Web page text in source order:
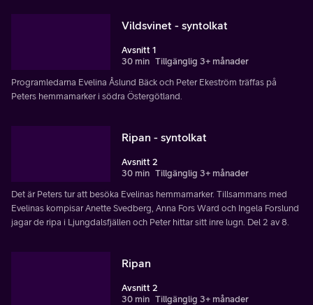
Vildsvinet - syntolkat
Avsnitt 1
30 min Tillgänglig 3+ månader
Programledarna Evelina Åslund Bäck och Peter Ekeström träffas på
Peters hemmamarker i södra Östergötland.
Ripan - syntolkat
Avsnitt 2
30 min Tillgänglig 3+ månader
Det är Peters tur att besöka Evelinas hemmamarker. Tillsammans med
Evelinas kompisar Anette Svedberg, Anna Fors Ward och Ingela Forslund
jagar de ripa i Ljungdalsfjällen och Peter hittar sitt inre lugn. Del 2 av 8.
Ripan
Avsnitt 2
30 min Tillgänglig 3+ månader